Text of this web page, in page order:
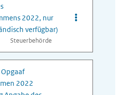
2022, nur
verfügbar)
Steuerbehörde
Opties van
2022